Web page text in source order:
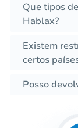
Que tipos
Hablax?
Existem
certos
Posso